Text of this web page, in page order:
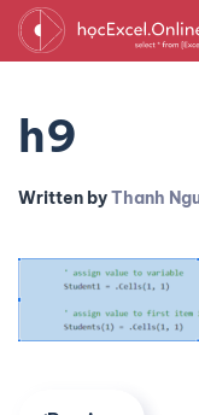
h9
Written byThanh